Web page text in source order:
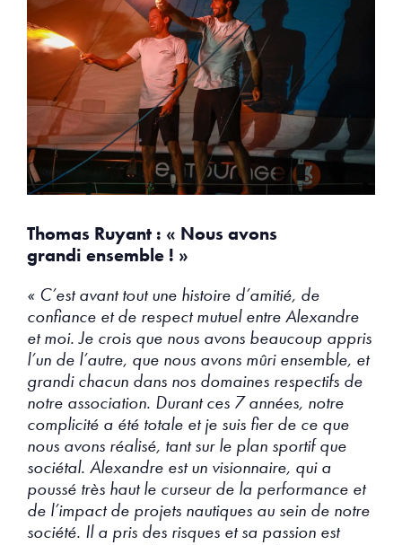
Thomas Ruyant : « Nous avons
grandi ensemble ! »
« C’est avant tout une histoire d’amitié, de
confiance et de respect mutuel entre Alexandre
et moi. Je crois que nous avons beaucoup appris
l’un de l’autre, que nous avons mûri ensemble, et
grandi chacun dans nos domaines respectifs de
notre association. Durant ces 7 années, notre
complicité a été totale et je suis fier de ce que
nous avons réalisé, tant sur le plan sportif que
sociétal. Alexandre est un visionnaire, qui a
poussé très haut le curseur de la performance et
de l’impact de projets nautiques au sein de notre
société. Il a pris des risques et sa passion est